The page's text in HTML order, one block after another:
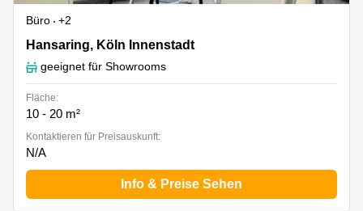
Büro
+2
Hansaring 61, Köln Innenstadt
Hansaring, Köln Innenstadt
geeignet für Showrooms
Fläche:
10 - 20 m²
Kontaktieren für Preisauskunft:
N/A
Info & Preise Sehen